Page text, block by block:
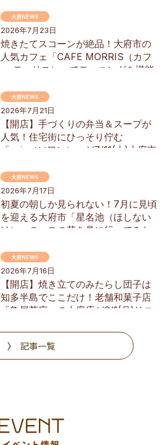
2026年7月23日
焼きたてスコーンが絶品！大府市の
人気カフェ「CAFE MORRIS（カフ
ェ モーリス）」でモーニングを堪能
大府NEWS
2026年7月21日
【開店】手づくりの弁当＆スープが
人気！住宅街にひっそり佇む
「soin（ソワン）」が7/11(土)大府市
大府NEWS
2026年7月17日
初夏の朝しか見られない！7月に見頃
を迎える大府市「星名池（ほしない
け）」のハスの花を見に行ってみた
大府NEWS
2026年7月16日
【開店】焼き立てのみたらし団子は
知多半島でここだけ！老舗和菓子店
「亀屋芳広」の大府店が6/1(月)リニ
大府NEWS
記事一覧